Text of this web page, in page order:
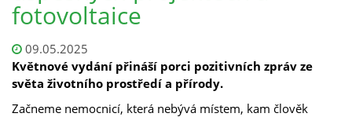
fotovoltaice
09.05.2025
Květnové vydání přináší porci pozitivních zpráv ze
světa životního prostředí a přírody.
Začneme nemocnicí, která nebývá místem, kam člověk